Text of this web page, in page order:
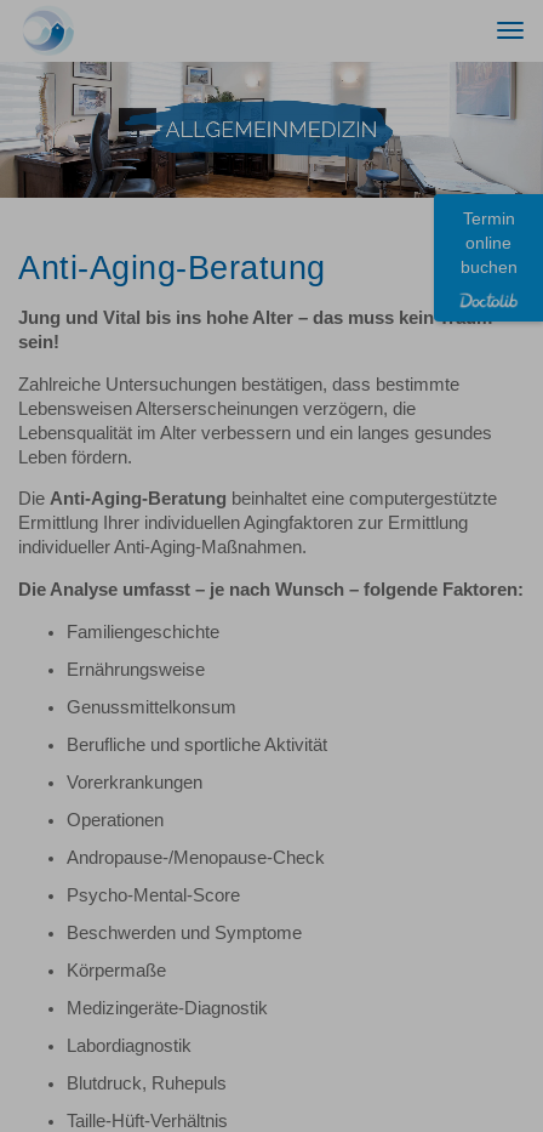
Anti-Aging-Beratung
Jung und Vital bis ins hohe Alter – das muss kein Traum
sein!
Zahlreiche Untersuchungen bestätigen, dass bestimmte
Lebensweisen Alterserscheinungen verzögern, die
Lebensqualität im Alter verbessern und ein langes gesundes
Leben fördern.
Die Anti-Aging-Beratung beinhaltet eine computergestützte
Ermittlung Ihrer individuellen Agingfaktoren zur Ermittlung
individueller Anti-Aging-Maßnahmen.
Die Analyse umfasst – je nach Wunsch – folgende Faktoren:
Familiengeschichte
Ernährungsweise
Genussmittelkonsum
Berufliche und sportliche Aktivität
Vorerkrankungen
Operationen
Andropause-/Menopause-Check
Psycho-Mental-Score
Beschwerden und Symptome
Körpermaße
Medizingeräte-Diagnostik
Labordiagnostik
Blutdruck, Ruhepuls
Taille-Hüft-Verhältnis
Termin
online
buchen